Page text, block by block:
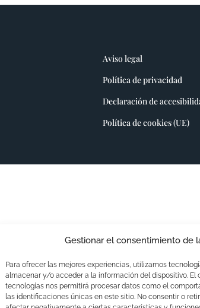
Gestionar el consentimiento de
Para ofrecer las mejores experiencias, utilizamos
almacenar y/o acceder a la información del dispositivo. El
tecnologías nos permitirá procesar datos como el
las identificaciones únicas en este sitio. No consentir o
Aviso legal
Política de privacidad
Declaración de
Política de cookies (UE)